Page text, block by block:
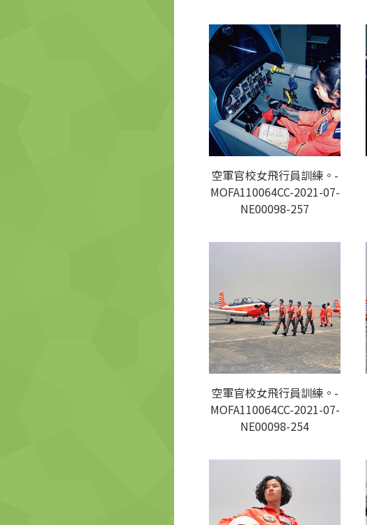
空軍官校女飛行員訓練。-
MOFA110064CC-2021-07-
NE00098-257
空軍官校女飛行員訓練。-
MOFA110064CC-2021-07-
NE00098-254